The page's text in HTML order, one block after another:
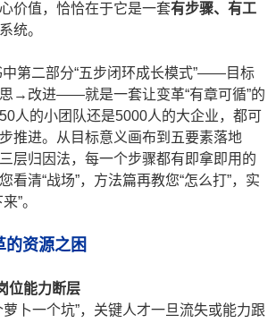
价值，恰恰在于它是一套有步骤、有工
统。
中第二部分“五步闭环成长模式”——目标
→改进——就是一套让变革“有章可循”的
人的小团队还是5000人的大企业，都可
推进。从目标意义画布到五要素落地
层归因法，每一个步骤都有即拿即用的
看清“战场”，方法篇再教您“怎么打”，实
”。
的资源之困
位能力断层
萝卜一个坑”，关键人才一旦流失或能力跟